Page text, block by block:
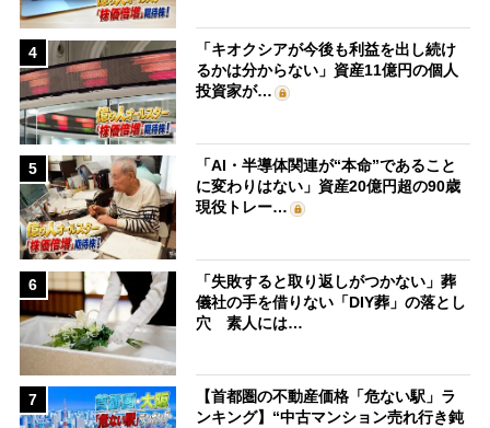
4
「キオクシアが今後も利益を出し続け
るかは分からない」資産11億円の個人
投資家が…
5
「AI・半導体関連が“本命”であること
に変わりはない」資産20億円超の90歳
現役トレー…
6
「失敗すると取り返しがつかない」葬
儀社の手を借りない「DIY葬」の落とし
穴 素人には…
7
【首都圏の不動産価格「危ない駅」ラ
ンキング】“中古マンション売れ行き鈍